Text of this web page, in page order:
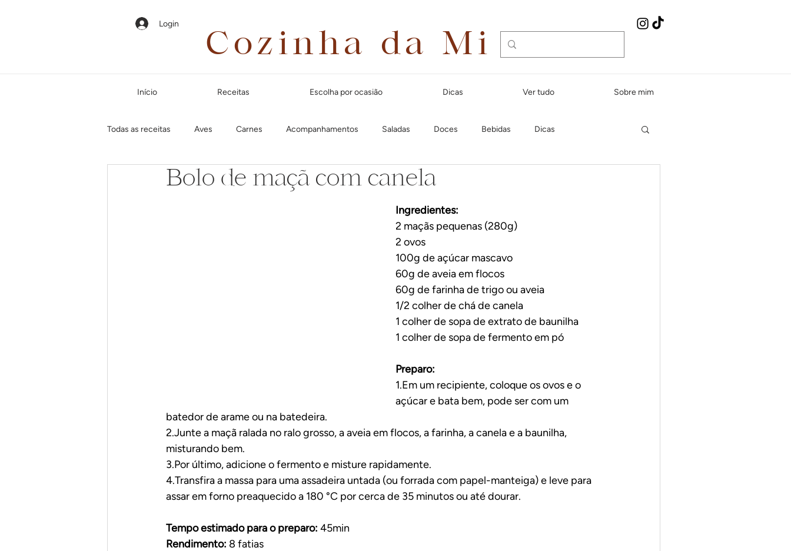
Login
Cozinha da Mi
Início Receitas Escolha por ocasião Dicas Ver tudo Sobre mim
Todas as receitas Aves Carnes Acompanhamentos Saladas Doces Bebidas Dicas
Em até 35 minutos Páscoa Dias quentes Lanches e aperitivos
Para receber amigos Café da manhã Caldos e sopas
Bolo de maçã com canela
Ingredientes:
2 maçãs pequenas (280g)
2 ovos
100g de açúcar mascavo
60g de aveia em flocos
60g de farinha de trigo ou aveia
1/2 colher de chá de canela
1 colher de sopa de extrato de baunilha
1 colher de sopa de fermento em pó
Preparo:
1.Em um recipiente, coloque os ovos e o
açúcar e bata bem, pode ser com um
batedor de arame ou na batedeira.
2.Junte a maçã ralada no ralo grosso, a aveia em flocos, a farinha, a canela e a baunilha,
misturando bem.
3.Por último, adicione o fermento e misture rapidamente.
4.Transfira a massa para uma assadeira untada (ou forrada com papel-manteiga) e leve para
assar em forno preaquecido a 180 °C por cerca de 35 minutos ou até dourar.
Tempo estimado para o preparo: 45min
Rendimento: 8 fatias